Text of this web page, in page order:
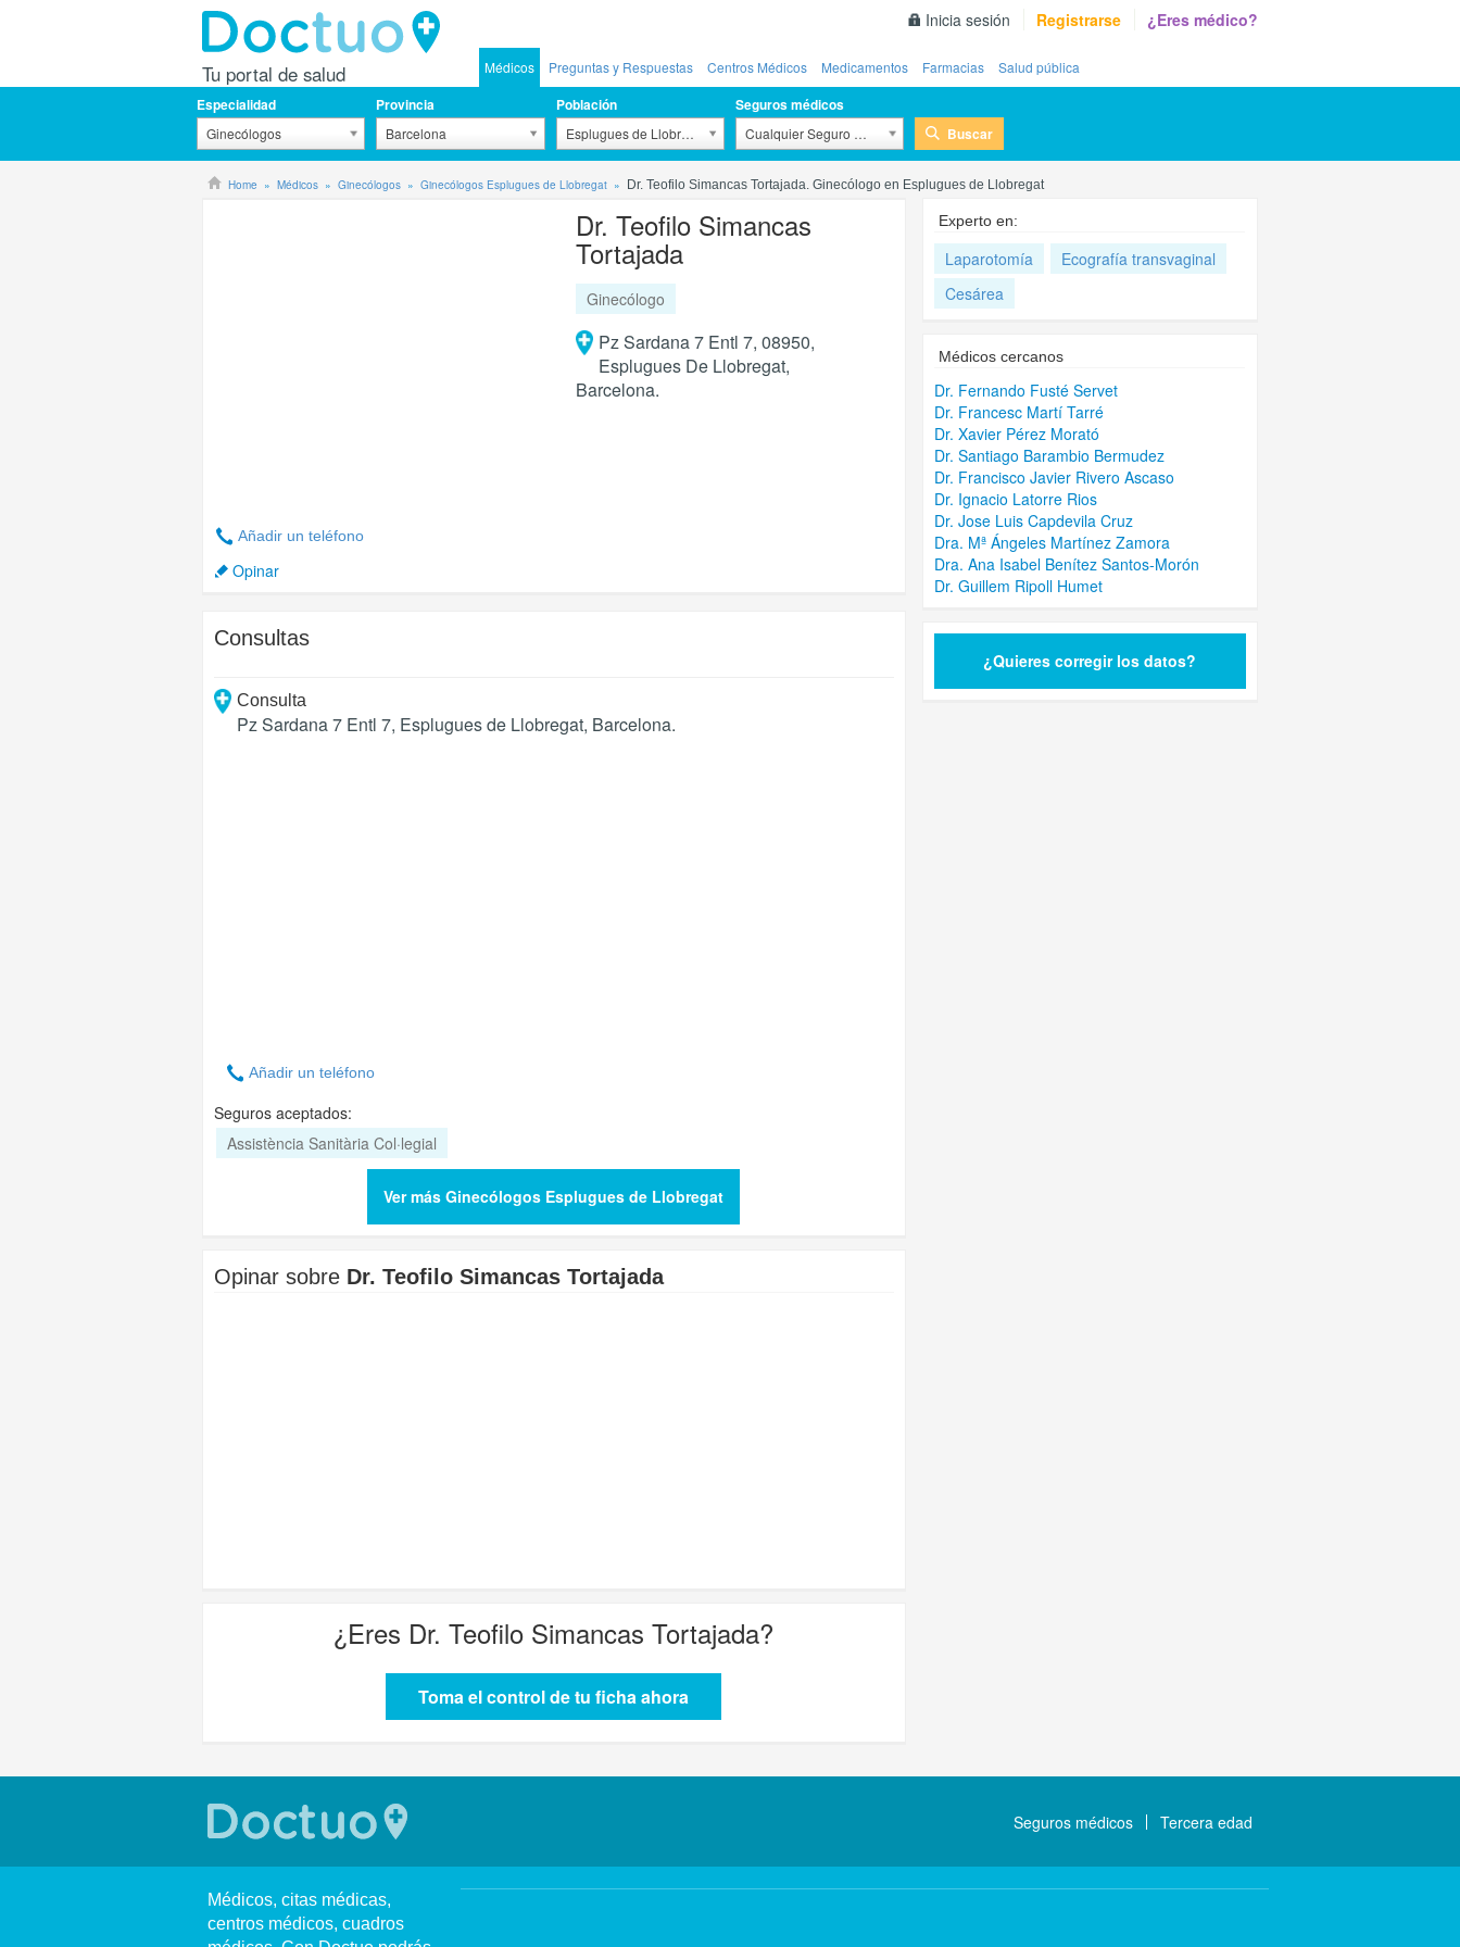
Tu portal de salud
Inicia sesión Registrarse ¿Eres médico?
Médicos Preguntas y Respuestas Centros Médicos Medicamentos Farmacias Salud pública
Especialidad
Ginecólogos
Provincia
Barcelona
Población
Esplugues de Llobregat
Seguros médicos
Cualquier Seguro Médico Buscar
Home Médicos Ginecólogos Ginecólogos Esplugues de Llobregat Dr. Teofilo Simancas Tortajada. Ginecólogo en Esplugues de Llobregat
Añadir un teléfono
Opinar
Dr. Teofilo Simancas
Tortajada
Ginecólogo
Pz Sardana 7 Entl 7, 08950,
Esplugues De Llobregat,
Barcelona.
Consultas
Consulta
Pz Sardana 7 Entl 7, Esplugues de Llobregat, Barcelona.
Añadir un teléfono
Seguros aceptados:
Assistència Sanitària Col·legial
Ver más Ginecólogos Esplugues de Llobregat
Opinar sobre Dr. Teofilo Simancas Tortajada
¿Eres Dr. Teofilo Simancas Tortajada?
Toma el control de tu ficha ahora
Experto en:
Laparotomía
Ecografía transvaginal
Cesárea
Médicos cercanos
Dr. Fernando Fusté Servet
Dr. Francesc Martí Tarré
Dr. Xavier Pérez Morató
Dr. Santiago Barambio Bermudez
Dr. Francisco Javier Rivero Ascaso
Dr. Ignacio Latorre Rios
Dr. Jose Luis Capdevila Cruz
Dra. Mª Ángeles Martínez Zamora
Dra. Ana Isabel Benítez Santos-Morón
Dr. Guillem Ripoll Humet
¿Quieres corregir los datos?
Seguros médicos Tercera edad
Médicos, citas médicas,
centros médicos, cuadros